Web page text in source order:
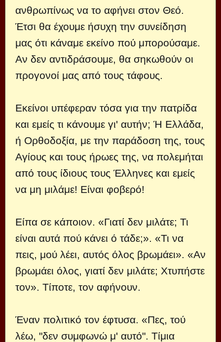
ανθρωπίνως να το αφήνει στον Θεό.
Έτσι θα έχουμε ήσυχη την συνείδηση
μας ότι κάναμε εκείνο πού μπορούσαμε.
Αν δεν αντιδράσουμε, θα σηκωθούν οι
προγονοί μας από τους τάφους.
Εκείνοι υπέφεραν τόσα για την πατρίδα
και εμείς τι κάνουμε γι' αυτήν; Ή Ελλάδα,
ή Ορθοδοξία, με την παράδοση της, τους
Αγίους και τους ήρωες της, να πολεμήται
από τους ίδιους τους Έλληνες και εμείς
να μη μιλάμε! Είναι φοβερό!
Είπα σε κάποιον. «Γιατί δεν μιλάτε; Τι
είναι αυτά πού κάνει ό τάδε;». «Τι να
πεις, μού λέει, αυτός όλος βρωμάει». «Αν
βρωμάει όλος, γιατί δεν μιλάτε; Χτυπήστε
τον». Τίποτε, τον αφήνουν.
Έναν πολιτικό τον έφτυσα. «Πες, τού
λέω, "δεν συμφωνώ μ' αυτό". Τίμια